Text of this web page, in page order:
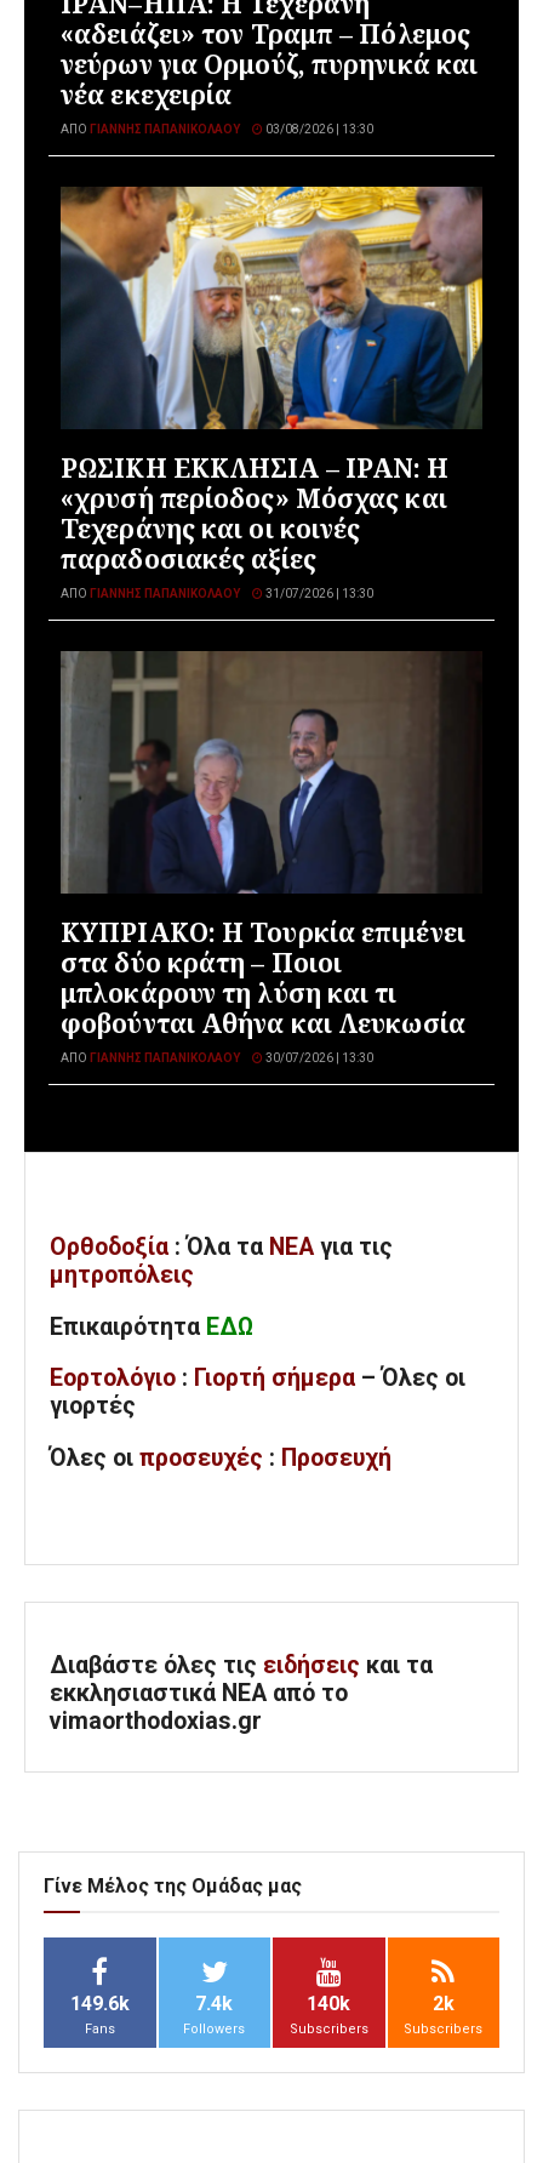
«αδειάζει» τον Τραμπ – Πόλεμος
νεύρων για Ορμούζ, πυρηνικά και
νέα εκεχειρία
ΑΠΌ ΓΙΆΝΝΗΣ ΠΑΠΑΝΙΚΟΛΆΟΥ 03/08/2026 | 13:30
ΡΩΣΙΚΗ ΕΚΚΛΗΣΙΑ – ΙΡΑΝ: Η
«χρυσή περίοδος» Μόσχας και
Τεχεράνης και οι κοινές
παραδοσιακές αξίες
ΑΠΌ ΓΙΆΝΝΗΣ ΠΑΠΑΝΙΚΟΛΆΟΥ 31/07/2026 | 13:30
ΚΥΠΡΙΑΚΟ: Η Τουρκία επιμένει
στα δύο κράτη – Ποιοι
μπλοκάρουν τη λύση και τι
φοβούνται Αθήνα και Λευκωσία
ΑΠΌ ΓΙΆΝΝΗΣ ΠΑΠΑΝΙΚΟΛΆΟΥ 30/07/2026 | 13:30
Ορθοδοξία : Όλα τα ΝΕΑ για τις
μητροπόλεις
Επικαιρότητα ΕΔΩ
Εορτολόγιο : Γιορτή σήμερα – Όλες οι
γιορτές
Όλες οι προσευχές : Προσευχή
Διαβάστε όλες τις ειδήσεις και τα
εκκλησιαστικά ΝΕΑ από το
vimaorthodoxias.gr
Γίνε Μέλος της Ομάδας μας
149.6k
Fans
7.4k
Followers
140k
Subscribers
2k
Subscribers